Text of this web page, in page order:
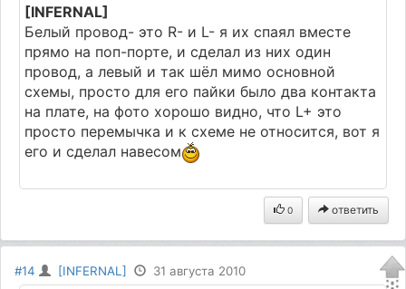
[INFERNAL]
Белый провод- это R- и L- я их спаял вместе
прямо на поп-порте, и сделал из них один
провод, а левый и так шёл мимо основной
схемы, просто для его пайки было два контакта
на плате, на фото хорошо видно, что L+ это
просто перемычка и к схеме не относится, вот я
его и сделал навесом
0 ответить
#14 [INFERNAL] 31 августа 2010